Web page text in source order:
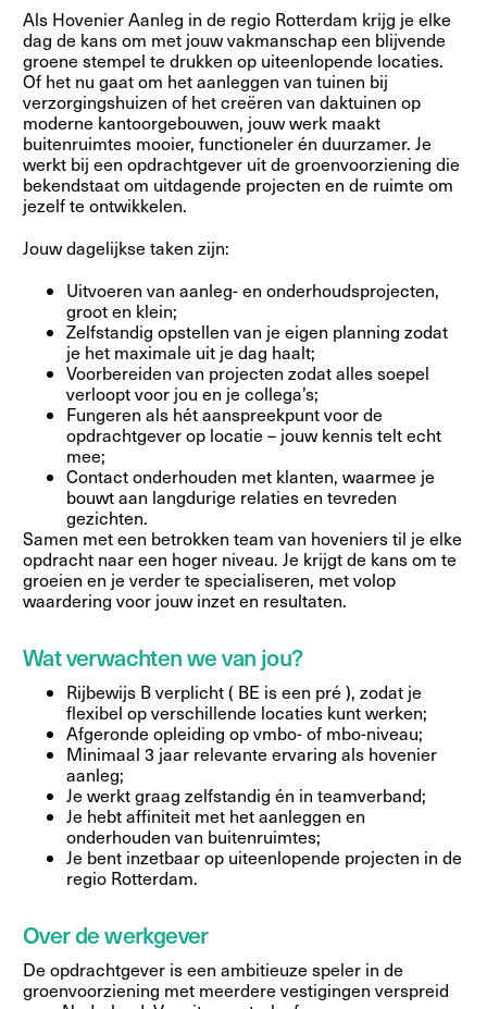
Als Hovenier Aanleg in de regio Rotterdam krijg je elke
dag de kans om met jouw vakmanschap een blijvende
groene stempel te drukken op uiteenlopende locaties.
Of het nu gaat om het aanleggen van tuinen bij
verzorgingshuizen of het creëren van daktuinen op
moderne kantoorgebouwen, jouw werk maakt
buitenruimtes mooier, functioneler én duurzamer. Je
werkt bij een opdrachtgever uit de groenvoorziening die
bekendstaat om uitdagende projecten en de ruimte om
jezelf te ontwikkelen.
Jouw dagelijkse taken zijn:
Uitvoeren van aanleg- en onderhoudsprojecten,
groot en klein;
Zelfstandig opstellen van je eigen planning zodat
je het maximale uit je dag haalt;
Voorbereiden van projecten zodat alles soepel
verloopt voor jou en je collega’s;
Fungeren als hét aanspreekpunt voor de
opdrachtgever op locatie – jouw kennis telt echt
mee;
Contact onderhouden met klanten, waarmee je
bouwt aan langdurige relaties en tevreden
gezichten.
Samen met een betrokken team van hoveniers til je elke
opdracht naar een hoger niveau. Je krijgt de kans om te
groeien en je verder te specialiseren, met volop
waardering voor jouw inzet en resultaten.
Wat verwachten we van jou?
Rijbewijs B verplicht ( BE is een pré ), zodat je
flexibel op verschillende locaties kunt werken;
Afgeronde opleiding op vmbo- of mbo-niveau;
Minimaal 3 jaar relevante ervaring als hovenier
aanleg;
Je werkt graag zelfstandig én in teamverband;
Je hebt affiniteit met het aanleggen en
onderhouden van buitenruimtes;
Je bent inzetbaar op uiteenlopende projecten in de
regio Rotterdam.
Over de werkgever
De opdrachtgever is een ambitieuze speler in de
groenvoorziening met meerdere vestigingen verspreid